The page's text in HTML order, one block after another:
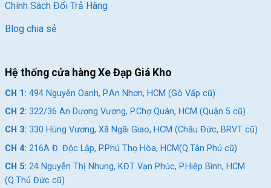
Chính Sách Đổi Trả Hàng
Blog chia sẻ
Hệ thống cửa hàng Xe Đạp Giá Kho
CH 1: 494 Nguyễn Oanh, P.An Nhơn, HCM (Gò Vấp cũ)
CH 2: 322/36 An Dương Vương, P.Chợ Quán, HCM (Quận 5 cũ)
CH 3: 330 Hùng Vương, Xã Ngãi Giao, HCM (Châu Đức, BRVT cũ)
CH 4: 216A Đ. Độc Lập, P.Phú Thọ Hòa, HCM(Q.Tân Phú cũ)
CH 5: 24 Nguyễn Thị Nhung, KĐT Vạn Phúc, P.Hiệp Bình, HCM
(Q.Thủ Đức cũ)